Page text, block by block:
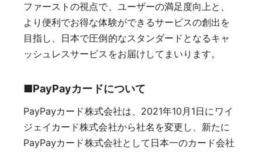
ファーストの視点で、ユーザーの満足度向上と、
より便利でお得な体験ができるサービスの創出を
目指し、日本で圧倒的なスタンダードとなるキャ
ッシュレスサービスをお届けしてまいります。
■PayPayカードについて
PayPayカード株式会社は、2021年10月1日にワイ
ジェイカード株式会社から社名を変更し、新たに
PayPayカード株式会社として日本一のカード会社